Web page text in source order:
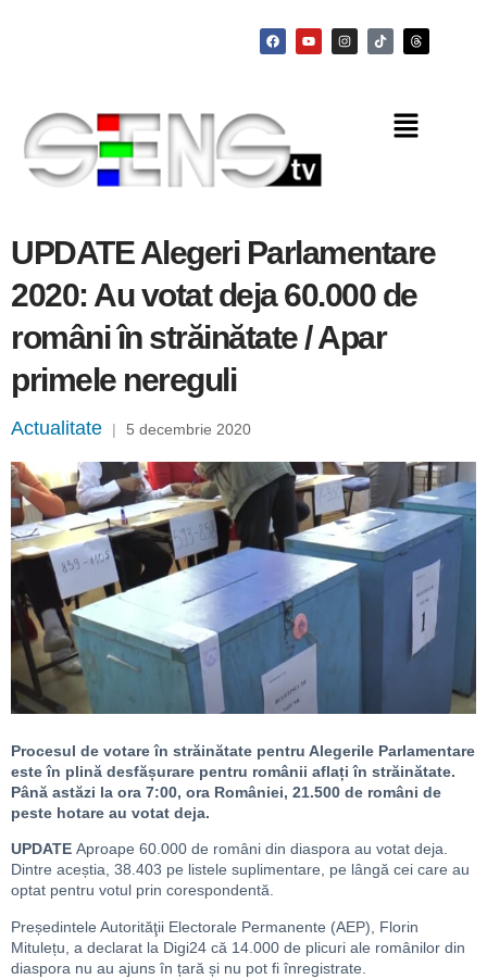
UPDATE Alegeri Parlamentare
2020: Au votat deja 60.000 de
români în străinătate / Apar
primele nereguli
Actualitate | 5 decembrie 2020
Procesul de votare în străinătate pentru Alegerile Parlamentare
este în plină desfășurare pentru românii aflați în străinătate.
Până astăzi la ora 7:00, ora României, 21.500 de români de
peste hotare au votat deja.
UPDATE Aproape 60.000 de români din diaspora au votat deja.
Dintre aceștia, 38.403 pe listele suplimentare, pe lângă cei care au
optat pentru votul prin corespondentă.
Președintele Autorităţii Electorale Permanente (AEP), Florin
Mitulețu, a declarat la Digi24 că 14.000 de plicuri ale românilor din
diaspora nu au ajuns în țară și nu pot fi înregistrate.